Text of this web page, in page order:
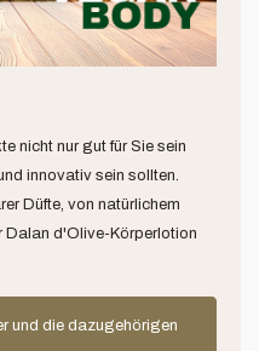
nicht nur gut für Sie sein
innovativ sein sollten.
Düfte, von natürlichem
Dalan d'Olive-Körperlotion
und die dazugehörigen